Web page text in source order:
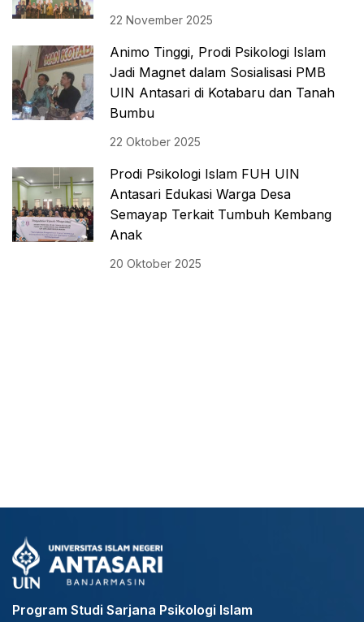
22 November 2025
Animo Tinggi, Prodi Psikologi Islam
Jadi Magnet dalam Sosialisasi PMB
UIN Antasari di Kotabaru dan Tanah
Bumbu
22 Oktober 2025
Prodi Psikologi Islam FUH UIN
Antasari Edukasi Warga Desa
Semayap Terkait Tumbuh Kembang
Anak
20 Oktober 2025
Program Studi Sarjana Psikologi Islam